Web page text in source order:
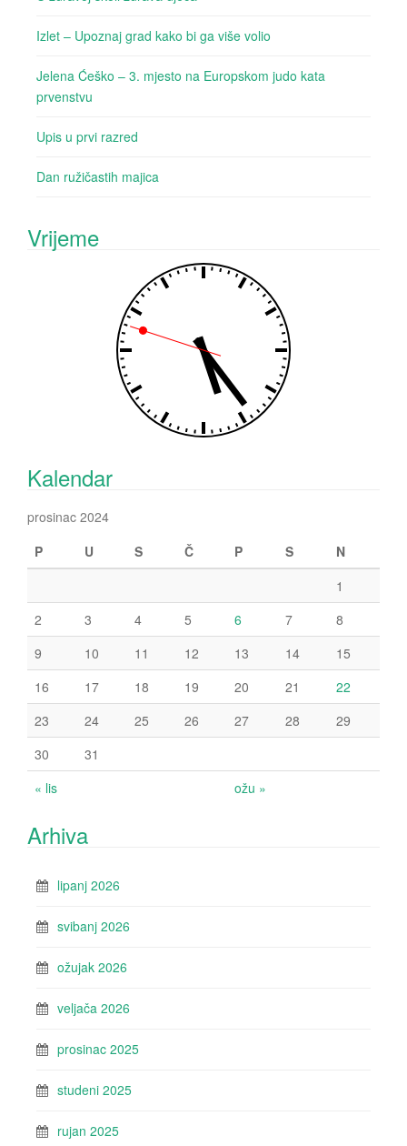
Izlet – Upoznaj grad kako bi ga više volio
Jelena Ćeško – 3. mjesto na Europskom judo kata
prvenstvu
Upis u prvi razred
Dan ružičastih majica
Vrijeme
Kalendar
prosinac 2024
P
U S Č P S N
« lis ožu »
1
2
3 4 5 6 7
8
9
10 11 12 13 14
15
16
17 18 19 20 21
22
23
24 25 26 27 28
29
30
31
Arhiva
lipanj 2026
svibanj 2026
ožujak 2026
veljača 2026
prosinac 2025
studeni 2025
rujan 2025